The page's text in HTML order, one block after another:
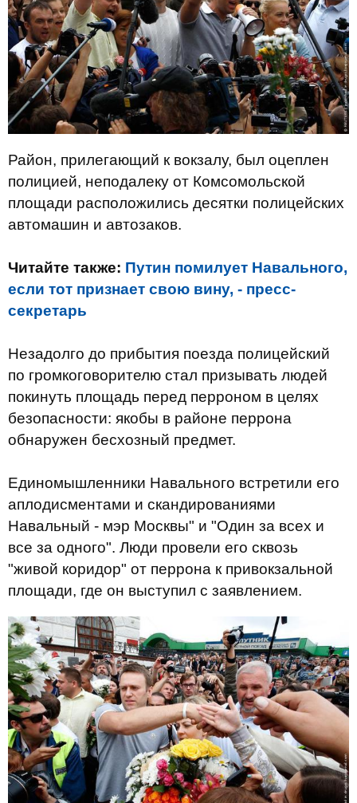
Район, прилегающий к вокзалу, был оцеплен
полицией, неподалеку от Комсомольской
площади расположились десятки полицейских
автомашин и автозаков.
Читайте также: Путин помилует Навального,
если тот признает свою вину, - пресс-
секретарь
Незадолго до прибытия поезда полицейский
по громкоговорителю стал призывать людей
покинуть площадь перед перроном в целях
безопасности: якобы в районе перрона
обнаружен бесхозный предмет.
Единомышленники Навального встретили его
аплодисментами и скандированиями
Навальный - мэр Москвы" и "Один за всех и
все за одного". Люди провели его сквозь
"живой коридор" от перрона к привокзальной
площади, где он выступил с заявлением.